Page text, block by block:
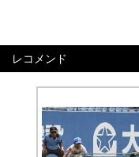
レコメンド